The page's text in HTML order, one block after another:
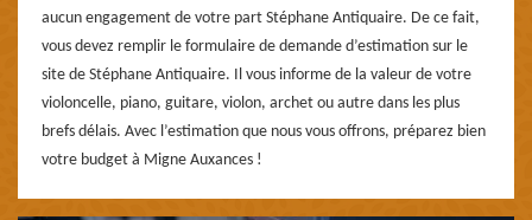
aucun engagement de votre part Stéphane Antiquaire. De ce fait,
vous devez remplir le formulaire de demande d’estimation sur le
site de Stéphane Antiquaire. Il vous informe de la valeur de votre
violoncelle, piano, guitare, violon, archet ou autre dans les plus
brefs délais. Avec l’estimation que nous vous offrons, préparez bien
votre budget à Migne Auxances !